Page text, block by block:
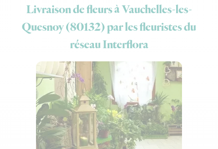
Livraison de fleurs à Vauchelles-les-
Quesnoy (80132) par les fleuristes du
réseau Interflora